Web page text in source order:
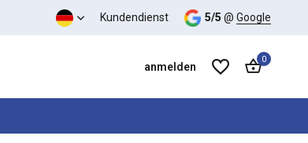
Kundendienst 5/5 @ Google
anmelden
0